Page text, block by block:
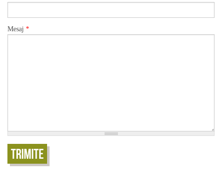
Mesaj *
Trimite